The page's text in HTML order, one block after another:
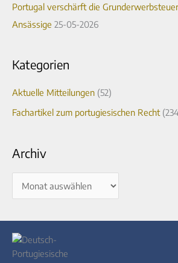
Portugal verschärft die
Ansässige 25-05-2026
Kategorien
Aktuelle Mitteilungen (52)
Fachartikel zum portugiesischen Recht
Archiv